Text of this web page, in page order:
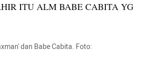
ITU ALM BABE CABITA YG
dan Babe Cabita. Foto: